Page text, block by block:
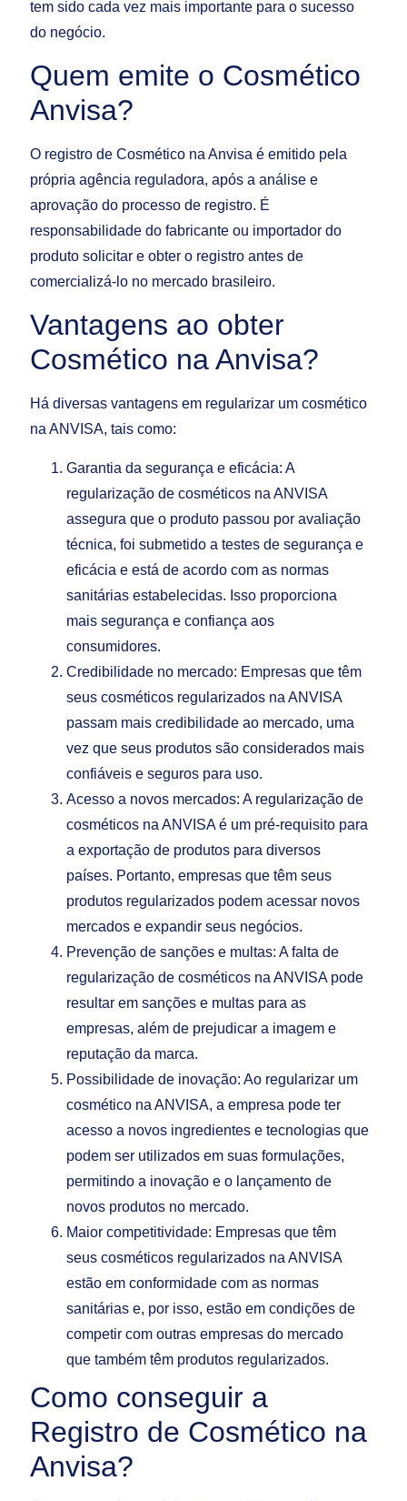
tem sido cada vez mais importante para o sucesso
do negócio.
Quem emite o Cosmético
Anvisa?
O registro de Cosmético na Anvisa é emitido pela
própria agência reguladora, após a análise e
aprovação do processo de registro. É
responsabilidade do fabricante ou importador do
produto solicitar e obter o registro antes de
comercializá-lo no mercado brasileiro.
Vantagens ao obter
Cosmético na Anvisa?
Há diversas vantagens em regularizar um cosmético
na ANVISA, tais como:
Garantia da segurança e eficácia: A
regularização de cosméticos na ANVISA
assegura que o produto passou por avaliação
técnica, foi submetido a testes de segurança e
eficácia e está de acordo com as normas
sanitárias estabelecidas. Isso proporciona
mais segurança e confiança aos
consumidores.
Credibilidade no mercado: Empresas que têm
seus cosméticos regularizados na ANVISA
passam mais credibilidade ao mercado, uma
vez que seus produtos são considerados mais
confiáveis e seguros para uso.
Acesso a novos mercados: A regularização de
cosméticos na ANVISA é um pré-requisito para
a exportação de produtos para diversos
países. Portanto, empresas que têm seus
produtos regularizados podem acessar novos
mercados e expandir seus negócios.
Prevenção de sanções e multas: A falta de
regularização de cosméticos na ANVISA pode
resultar em sanções e multas para as
empresas, além de prejudicar a imagem e
reputação da marca.
Possibilidade de inovação: Ao regularizar um
cosmético na ANVISA, a empresa pode ter
acesso a novos ingredientes e tecnologias que
podem ser utilizados em suas formulações,
permitindo a inovação e o lançamento de
novos produtos no mercado.
Maior competitividade: Empresas que têm
seus cosméticos regularizados na ANVISA
estão em conformidade com as normas
sanitárias e, por isso, estão em condições de
competir com outras empresas do mercado
que também têm produtos regularizados.
Como conseguir a
Registro de Cosmético na
Anvisa?